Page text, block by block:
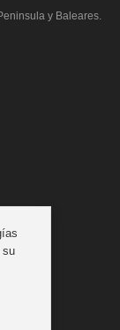
y Baleares.
previa
su